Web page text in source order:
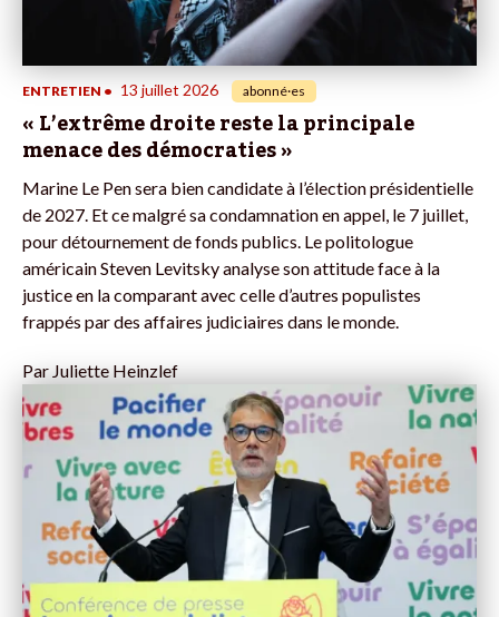
ENTRETIEN • 13 juillet 2026 abonné·es
« L’extrême droite reste la principale
menace des démocraties »
Marine Le Pen sera bien candidate à l’élection présidentielle
de 2027. Et ce malgré sa condamnation en appel, le 7 juillet,
pour détournement de fonds publics. Le politologue
américain Steven Levitsky analyse son attitude face à la
justice en la comparant avec celle d’autres populistes
frappés par des affaires judiciaires dans le monde.
ParJuliette Heinzlef